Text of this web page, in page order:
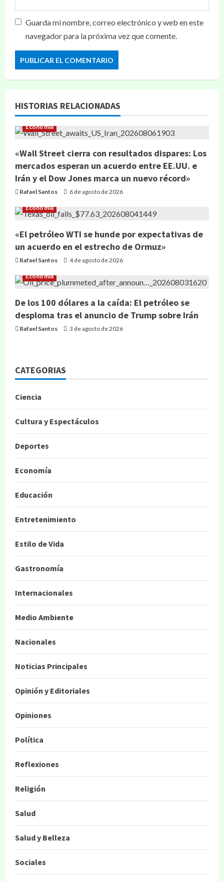
Guarda mi nombre, correo electrónico y web en este
navegador para la próxima vez que comente.
HISTORIAS RELACIONADAS
Economía
«Wall Street cierra con resultados dispares: Los
mercados esperan un acuerdo entre EE.UU. e
Irán y el Dow Jones marca un nuevo récord»
Rafael Santos 6 de agosto de 2026
Economía
«El petróleo WTI se hunde por expectativas de
un acuerdo en el estrecho de Ormuz»
Rafael Santos 4 de agosto de 2026
Economía
De los 100 dólares a la caída: El petróleo se
desploma tras el anuncio de Trump sobre Irán
Rafael Santos 3 de agosto de 2026
CATEGORIAS
Ciencia
Cultura y Espectáculos
Deportes
Economía
Educación
Entretenimiento
Estilo de Vida
Gastronomía
Internacionales
Medio Ambiente
Nacionales
Noticias Principales
Opinión y Editoriales
Opiniones
Política
Reflexiones
Religión
Salud
Salud y Belleza
Sociales